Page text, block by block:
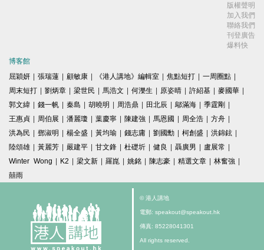
版權聲明
加入我們
聯絡我們
刊登廣告
爆料快
博客館
屈穎妍 | 張瑞蓮 | 顧敏康 | 《港人講地》編輯室 | 焦點短打 | 一周圈點 |
周末短打 | 劉炳章 | 梁世民 | 馬浩文 | 何濼生 | 原姿晴 | 許紹基 | 麥國華 |
郭文緯 | 錢一帆 | 秦島 | 胡曉明 | 周浩鼎 | 田北辰 | 鄔滿海 | 季霆剛 |
王惠貞 | 周伯展 | 潘麗瓊 | 葉慶寧 | 陳建強 | 馬恩國 | 周全浩 | 方舟 |
洪為民 | 鄧淑明 | 楊全盛 | 黃均瑜 | 錢志庸 | 劉國勳 | 柯創盛 | 洪錦鉉 |
陸頌雄 | 黃麗芳 | 嚴建平 | 甘文鋒 | 杜礎圻 | 健良 | 聶廣男 | 盧展常 |
Winter Wong | K2 | 梁文新 | 羅崑 | 姚銘 | 陳志豪 | 精選文章 | 林奮強 |
囍雨
© 港人講地
電郵: speakout@speakout.hk
傳真: 85228041301
All rights reserved.